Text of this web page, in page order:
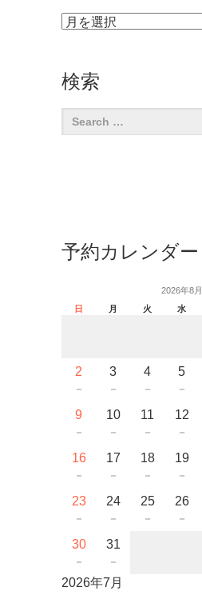
ア
イ
ブ
検索
予約カレンダー
2026年8月
日
月 火 水
2
－
3
－
4
－
5
－
9
－
10
－
11
－
12
－
16
－
17
－
18
－
19
－
23
－
24
－
25
－
26
－
30
－
31
－
2026年7月